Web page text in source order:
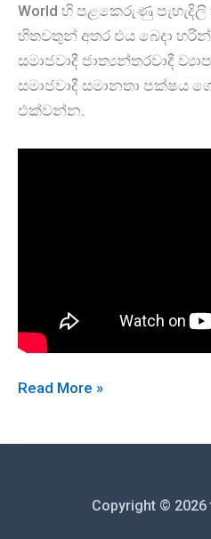
World හි පළකෙරුණු
හිතවතුන් අතර එය බෙදා
සමාජවාදී ජාත්‍යන්තරවාදී
සමාජවාදී සමානතා පක්ෂය
එක්වන්න.
“සටන්
Read More »
Copyright © 2026